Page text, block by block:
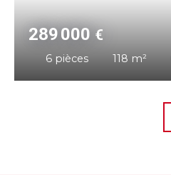
289 000€
6 pièces 118 m²